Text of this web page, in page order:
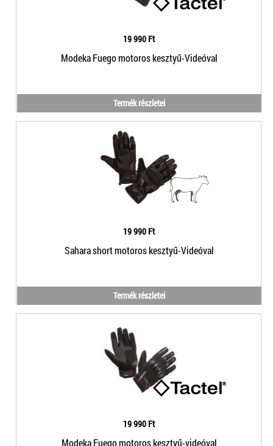
19 990 Ft
Modeka Fuego motoros kesztyű-Videóval
Termék részletei
19 990 Ft
Sahara short motoros kesztyű-Videóval
Termék részletei
19 990 Ft
Modeka Fuego motoros kesztyű-videóval